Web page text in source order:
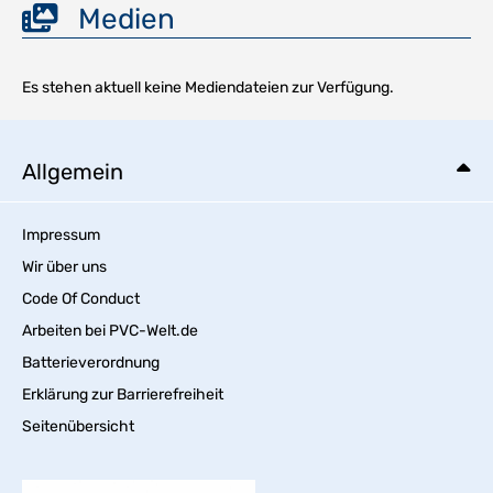
Medien
Es stehen aktuell keine Mediendateien zur Verfügung.
Allgemein
Impressum
Wir über uns
Code Of Conduct
Arbeiten bei PVC-Welt.de
Batterieverordnung
Erklärung zur Barrierefreiheit
Seitenübersicht